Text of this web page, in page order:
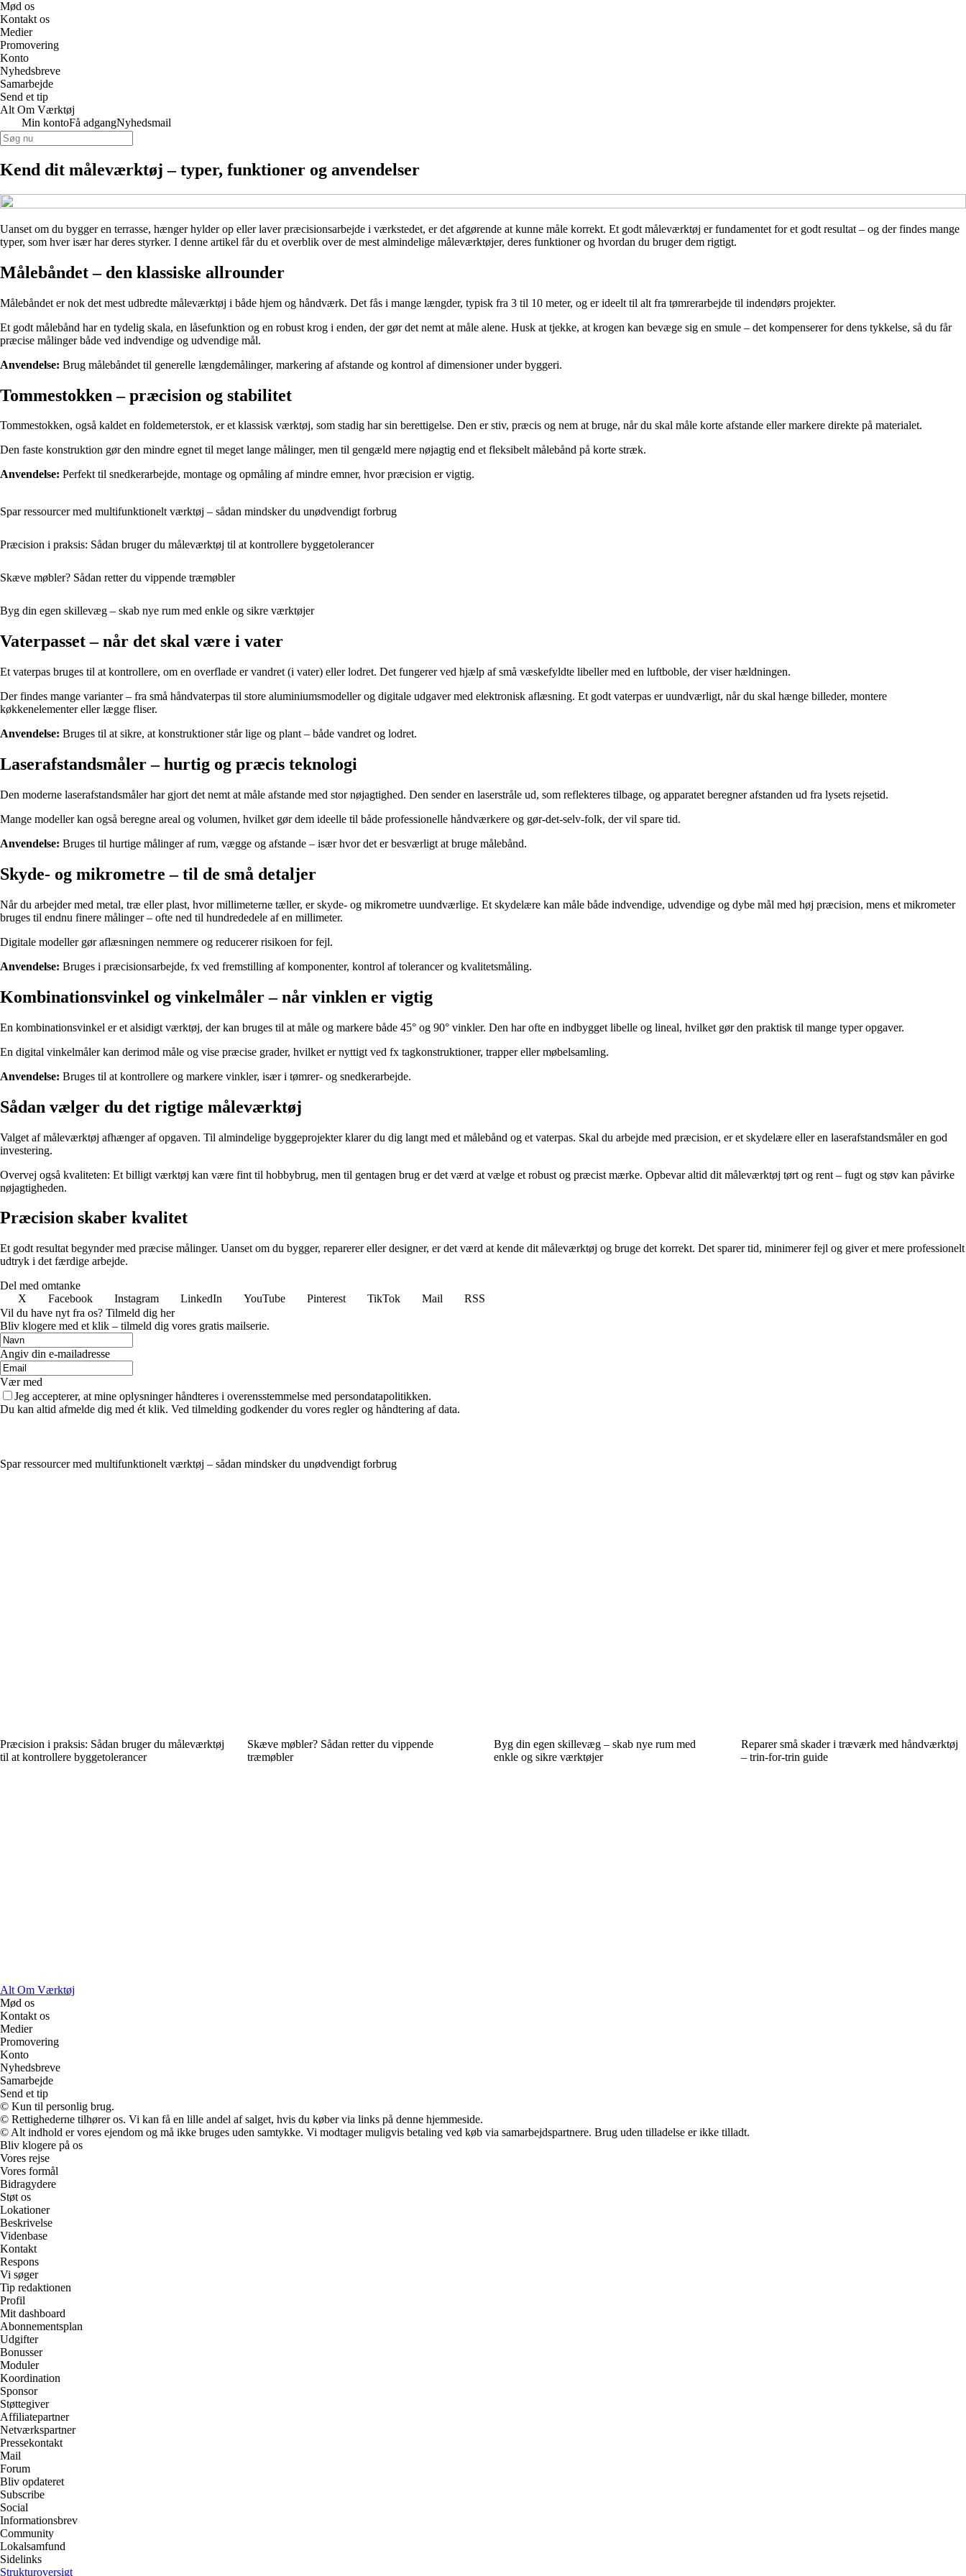
Mød os
Kontakt os
Medier
Promovering
Konto
Nyhedsbreve
Samarbejde
Send et tip
Alt Om Værktøj
Min kontoFå adgangNyhedsmail
Kend dit måleværktøj – typer, funktioner og anvendelser
Uanset om du bygger en terrasse, hænger hylder op eller laver præcisionsarbejde i værkstedet, er det afgørende at kunne måle korrekt. Et godt måleværktøj er fundamentet for et godt resultat – og der findes mange
typer, som hver især har deres styrker. I denne artikel får du et overblik over de mest almindelige måleværktøjer, deres funktioner og hvordan du bruger dem rigtigt.
Målebåndet – den klassiske allrounder
Målebåndet er nok det mest udbredte måleværktøj i både hjem og håndværk. Det fås i mange længder, typisk fra 3 til 10 meter, og er ideelt til alt fra tømrerarbejde til indendørs projekter.
Et godt målebånd har en tydelig skala, en låsefunktion og en robust krog i enden, der gør det nemt at måle alene. Husk at tjekke, at krogen kan bevæge sig en smule – det kompenserer for dens tykkelse, så du får
præcise målinger både ved indvendige og udvendige mål.
Anvendelse: Brug målebåndet til generelle længdemålinger, markering af afstande og kontrol af dimensioner under byggeri.
Tommestokken – præcision og stabilitet
Tommestokken, også kaldet en foldemeterstok, er et klassisk værktøj, som stadig har sin berettigelse. Den er stiv, præcis og nem at bruge, når du skal måle korte afstande eller markere direkte på materialet.
Den faste konstruktion gør den mindre egnet til meget lange målinger, men til gengæld mere nøjagtig end et fleksibelt målebånd på korte stræk.
Anvendelse: Perfekt til snedkerarbejde, montage og opmåling af mindre emner, hvor præcision er vigtig.
Spar ressourcer med multifunktionelt værktøj – sådan mindsker du unødvendigt forbrug
Præcision i praksis: Sådan bruger du måleværktøj til at kontrollere byggetolerancer
Skæve møbler? Sådan retter du vippende træmøbler
Byg din egen skillevæg – skab nye rum med enkle og sikre værktøjer
Vaterpasset – når det skal være i vater
Et vaterpas bruges til at kontrollere, om en overflade er vandret (i vater) eller lodret. Det fungerer ved hjælp af små væskefyldte libeller med en luftboble, der viser hældningen.
Der findes mange varianter – fra små håndvaterpas til store aluminiumsmodeller og digitale udgaver med elektronisk aflæsning. Et godt vaterpas er uundværligt, når du skal hænge billeder, montere
køkkenelementer eller lægge fliser.
Anvendelse: Bruges til at sikre, at konstruktioner står lige og plant – både vandret og lodret.
Laserafstandsmåler – hurtig og præcis teknologi
Den moderne laserafstandsmåler har gjort det nemt at måle afstande med stor nøjagtighed. Den sender en laserstråle ud, som reflekteres tilbage, og apparatet beregner afstanden ud fra lysets rejsetid.
Mange modeller kan også beregne areal og volumen, hvilket gør dem ideelle til både professionelle håndværkere og gør-det-selv-folk, der vil spare tid.
Anvendelse: Bruges til hurtige målinger af rum, vægge og afstande – især hvor det er besværligt at bruge målebånd.
Skyde- og mikrometre – til de små detaljer
Når du arbejder med metal, træ eller plast, hvor millimeterne tæller, er skyde- og mikrometre uundværlige. Et skydelære kan måle både indvendige, udvendige og dybe mål med høj præcision, mens et mikrometer
bruges til endnu finere målinger – ofte ned til hundrededele af en millimeter.
Digitale modeller gør aflæsningen nemmere og reducerer risikoen for fejl.
Anvendelse: Bruges i præcisionsarbejde, fx ved fremstilling af komponenter, kontrol af tolerancer og kvalitetsmåling.
Kombinationsvinkel og vinkelmåler – når vinklen er vigtig
En kombinationsvinkel er et alsidigt værktøj, der kan bruges til at måle og markere både 45° og 90° vinkler. Den har ofte en indbygget libelle og lineal, hvilket gør den praktisk til mange typer opgaver.
En digital vinkelmåler kan derimod måle og vise præcise grader, hvilket er nyttigt ved fx tagkonstruktioner, trapper eller møbelsamling.
Anvendelse: Bruges til at kontrollere og markere vinkler, især i tømrer- og snedkerarbejde.
Sådan vælger du det rigtige måleværktøj
Valget af måleværktøj afhænger af opgaven. Til almindelige byggeprojekter klarer du dig langt med et målebånd og et vaterpas. Skal du arbejde med præcision, er et skydelære eller en laserafstandsmåler en god
investering.
Overvej også kvaliteten: Et billigt værktøj kan være fint til hobbybrug, men til gentagen brug er det værd at vælge et robust og præcist mærke. Opbevar altid dit måleværktøj tørt og rent – fugt og støv kan påvirke
nøjagtigheden.
Præcision skaber kvalitet
Et godt resultat begynder med præcise målinger. Uanset om du bygger, reparerer eller designer, er det værd at kende dit måleværktøj og bruge det korrekt. Det sparer tid, minimerer fejl og giver et mere professionelt
udtryk i det færdige arbejde.
Del med omtanke
X
Facebook Instagram LinkedIn YouTube Pinterest TikTok Mail
RSS
Vil du have nyt fra os? Tilmeld dig her
Bliv klogere med et klik – tilmeld dig vores gratis mailserie.
Angiv din e-mailadresse
Vær med
Jeg accepterer, at mine oplysninger håndteres i overensstemmelse med persondatapolitikken.
Du kan altid afmelde dig med ét klik. Ved tilmelding godkender du vores regler og håndtering af data.
Spar ressourcer med multifunktionelt værktøj – sådan mindsker du unødvendigt forbrug
Præcision i praksis: Sådan bruger du måleværktøj
til at kontrollere byggetolerancer
Skæve møbler? Sådan retter du vippende
træmøbler
Byg din egen skillevæg – skab nye rum med
enkle og sikre værktøjer
Reparer små skader i træværk med håndværktøj
– trin-for-trin guide
Alt Om Værktøj
Mød os
Kontakt os
Medier
Promovering
Konto
Nyhedsbreve
Samarbejde
Send et tip
© Kun til personlig brug.
© Rettighederne tilhører os. Vi kan få en lille andel af salget, hvis du køber via links på denne hjemmeside.
© Alt indhold er vores ejendom og må ikke bruges uden samtykke. Vi modtager muligvis betaling ved køb via samarbejdspartnere. Brug uden tilladelse er ikke tilladt.
Bliv klogere på os
Vores rejse
Vores formål
Bidragydere
Støt os
Lokationer
Beskrivelse
Videnbase
Kontakt
Respons
Vi søger
Tip redaktionen
Profil
Mit dashboard
Abonnementsplan
Udgifter
Bonusser
Moduler
Koordination
Sponsor
Støttegiver
Affiliatepartner
Netværkspartner
Pressekontakt
Mail
Forum
Bliv opdateret
Subscribe
Social
Informationsbrev
Community
Lokalsamfund
Sidelinks
Strukturoversigt